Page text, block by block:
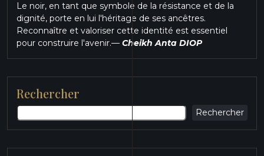
Le noir, en tant que symbole de la résistance et de la
dignité, porte en lui l'héritage de ses ancêtres.
Reconnaître et valoriser cette identité est essentiel
pour construire l'avenir.— Cheikh Anta DIOP
Rechercher
Rechercher